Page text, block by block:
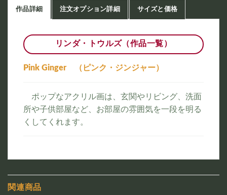
作品詳細 注文オプション詳細 サイズと価格
リンダ・トウルズ（作品一覧）
Pink Ginger （ピンク・ジンジャー）
ポップなアクリル画は、玄関やリビング、洗面
所や子供部屋など、お部屋の雰囲気を一段を明る
くしてくれます。
関連商品